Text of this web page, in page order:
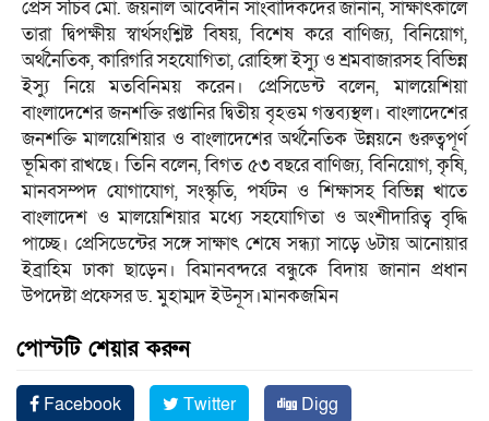
প্রেস সচিব মো. জয়নাল আবেদীন সাংবাদিকদের জানান, সাক্ষাৎকালে
তারা দ্বিপক্ষীয় স্বার্থসংশ্লিষ্ট বিষয়, বিশেষ করে বাণিজ্য, বিনিয়োগ,
অর্থনৈতিক, কারিগরি সহযোগিতা, রোহিঙ্গা ইস্যু ও শ্রমবাজারসহ বিভিন্ন
ইস্যু নিয়ে মতবিনিময় করেন। প্রেসিডেন্ট বলেন, মালয়েশিয়া
বাংলাদেশের জনশক্তি রপ্তানির দ্বিতীয় বৃহত্তম গন্তব্যস্থল। বাংলাদেশের
জনশক্তি মালয়েশিয়ার ও বাংলাদেশের অর্থনৈতিক উন্নয়নে গুরুত্বপূর্ণ
ভূমিকা রাখছে। তিনি বলেন, বিগত ৫৩ বছরে বাণিজ্য, বিনিয়োগ, কৃষি,
মানবসম্পদ যোগাযোগ, সংস্কৃতি, পর্যটন ও শিক্ষাসহ বিভিন্ন খাতে
বাংলাদেশ ও মালয়েশিয়ার মধ্যে সহযোগিতা ও অংশীদারিত্ব বৃদ্ধি
পাচ্ছে। প্রেসিডেন্টের সঙ্গে সাক্ষাৎ শেষে সন্ধ্যা সাড়ে ৬টায় আনোয়ার
ইব্রাহিম ঢাকা ছাড়েন। বিমানবন্দরে বন্ধুকে বিদায় জানান প্রধান
উপদেষ্টা প্রফেসর ড. মুহাম্মদ ইউনূস।মানকজমিন
পোস্টটি শেয়ার করুন
Facebook Twitter
Digg